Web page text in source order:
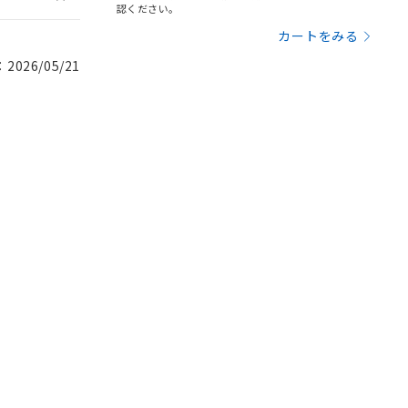
2026/05/21
認ください。
カートをみる
了承ください。
き作成されるも
御機器販売店・
です。
です。
ず変更すること
1000ppm以下、
下、フタル酸ジブチ
、
可)を取得する
通知します。
、取り引きをい